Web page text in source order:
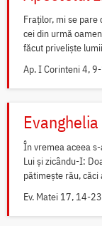
Fraților, mi se pare
cei din urmă
făcut priveliște
Ap. I Corinteni 4,
În vremea aceea
Lui și zicându-I:
pătimește rău, căci
Ev. Matei 17, 14-23